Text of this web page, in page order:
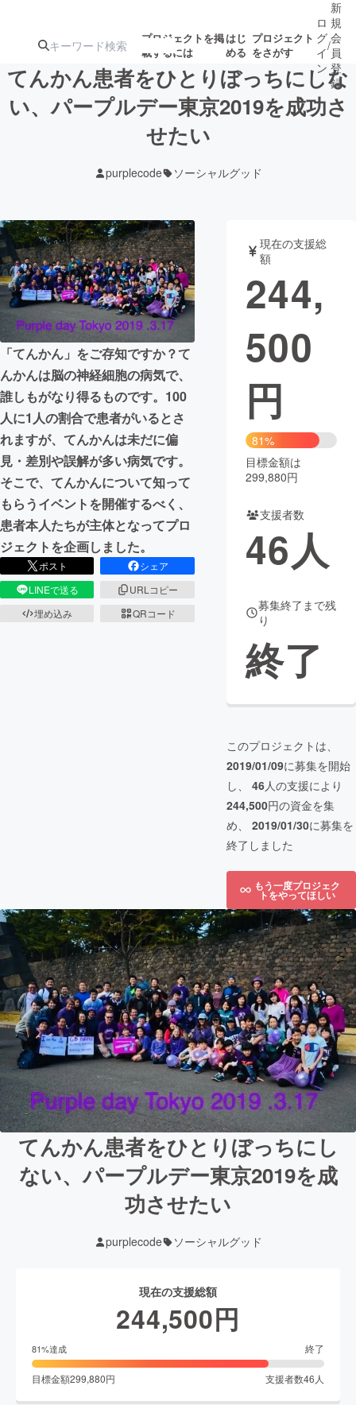
プロジェクトを掲
載するには
はじ
める
プロジェクト
をさがす
注目の新着プロ募集終了が近いプ
テクノロジー・ガジェット
映像・映画 書籍・雑誌
ビジネス・起業 チャレンジ
まちづくり・地域活性化
CAMPFIRE for Social Good
CAMPFIRE Creation
CAMPFIREふるさと納税
コミュニティ
ロ
グ
イ
ン
/
新
規
会
員
登
録
てんかん患者をひとりぼっちにしな
い、パープルデー東京2019を成功さ
せたい
purplecode ソーシャルグッド
「てんかん」をご存知ですか？て
んかんは脳の神経細胞の病気で、
誰しもがなり得るものです。100
人に1人の割合で患者がいるとさ
れますが、てんかんは未だに偏
見・差別や誤解が多い病気です。
そこで、てんかんについて知って
もらうイベントを開催するべく、
患者本人たちが主体となってプロ
ジェクトを企画しました。
ポスト
シェア
LINEで送る
URLコピー
埋め込み
QRコード
現在の支援総
額
244,
500
円
81%
目標金額は
299,880円
支援者数
46人
募集終了まで残
り
終了
このプロジェクトは、
2019/01/09に募集を開始
し、 46人の支援により
244,500円の資金を集
め、 2019/01/30に募集を
終了しました
もう一度プロジェク
トをやってほしい
てんかん患者をひとりぼっちにし
ない、パープルデー東京2019を成
功させたい
purplecode ソーシャルグッド
現在の支援総額
244,500円
81%達成 終了
目標金額299,880円 支援者数46 人